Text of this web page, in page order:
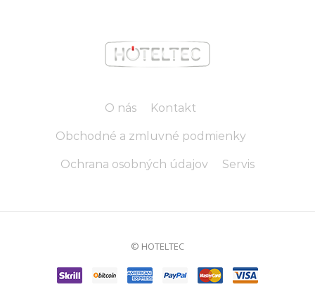
O nás Kontakt
Obchodné a zmluvné podmienky
Ochrana osobných údajov Servis
© HOTELTEC